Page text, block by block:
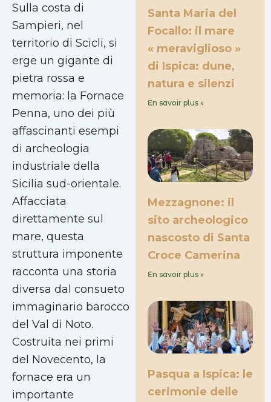
Sulla costa di
Sampieri, nel
territorio di Scicli, si
erge un gigante di
pietra rossa e
memoria: la Fornace
Penna, uno dei più
affascinanti esempi
di archeologia
industriale della
Sicilia sud-orientale.
Affacciata
direttamente sul
mare, questa
struttura imponente
racconta una storia
diversa dal consueto
immaginario barocco
del Val di Noto.
Costruita nei primi
del Novecento, la
fornace era un
importante
Santa Maria del
Focallo: il mare
« meraviglioso »
di Ispica: dune,
natura e silenzi
En savoir plus »
Mezzagnone: il
sito archeologico
nascosto di Santa
Croce Camerina
En savoir plus »
Pasqua a Ispica: le
cerimonie delle